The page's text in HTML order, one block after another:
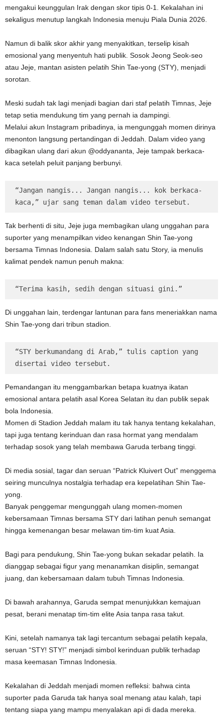
mengakui keunggulan Irak dengan skor tipis 0-1. Kekalahan ini
sekaligus menutup langkah Indonesia menuju Piala Dunia 2026.
Namun di balik skor akhir yang menyakitkan, terselip kisah
emosional yang menyentuh hati publik. Sosok Jeong Seok-seo
atau Jeje, mantan asisten pelatih Shin Tae-yong (STY), menjadi
sorotan.
Meski sudah tak lagi menjadi bagian dari staf pelatih Timnas, Jeje
tetap setia mendukung tim yang pernah ia dampingi.
Melalui akun Instagram pribadinya, ia mengunggah momen dirinya
menonton langsung pertandingan di Jeddah. Dalam video yang
dibagikan ulang dari akun @oddyananta, Jeje tampak berkaca-
kaca setelah peluit panjang berbunyi.
“Jangan nangis... Jangan nangis... kok berkaca-
kaca,” ujar sang teman dalam video tersebut.
Tak berhenti di situ, Jeje juga membagikan ulang unggahan para
suporter yang menampilkan video kenangan Shin Tae-yong
bersama Timnas Indonesia. Dalam salah satu Story, ia menulis
kalimat pendek namun penuh makna:
“Terima kasih, sedih dengan situasi gini.”
Di unggahan lain, terdengar lantunan para fans meneriakkan nama
Shin Tae-yong dari tribun stadion.
“STY berkumandang di Arab,” tulis caption yang
disertai video tersebut.
Pemandangan itu menggambarkan betapa kuatnya ikatan
emosional antara pelatih asal Korea Selatan itu dan publik sepak
bola Indonesia.
Momen di Stadion Jeddah malam itu tak hanya tentang kekalahan,
tapi juga tentang kerinduan dan rasa hormat yang mendalam
terhadap sosok yang telah membawa Garuda terbang tinggi.
Di media sosial, tagar dan seruan “Patrick Kluivert Out” menggema
seiring munculnya nostalgia terhadap era kepelatihan Shin Tae-
yong.
Banyak penggemar mengunggah ulang momen-momen
kebersamaan Timnas bersama STY dari latihan penuh semangat
hingga kemenangan besar melawan tim-tim kuat Asia.
Bagi para pendukung, Shin Tae-yong bukan sekadar pelatih. Ia
dianggap sebagai figur yang menanamkan disiplin, semangat
juang, dan kebersamaan dalam tubuh Timnas Indonesia.
Di bawah arahannya, Garuda sempat menunjukkan kemajuan
pesat, berani menatap tim-tim elite Asia tanpa rasa takut.
Kini, setelah namanya tak lagi tercantum sebagai pelatih kepala,
seruan “STY! STY!” menjadi simbol kerinduan publik terhadap
masa keemasan Timnas Indonesia.
Kekalahan di Jeddah menjadi momen refleksi: bahwa cinta
suporter pada Garuda tak hanya soal menang atau kalah, tapi
tentang siapa yang mampu menyalakan api di dada mereka.